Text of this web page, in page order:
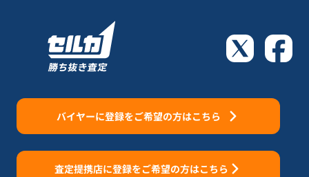
バイヤーに登録をご希望の方はこちら
査定提携店に登録をご希望の方はこちら